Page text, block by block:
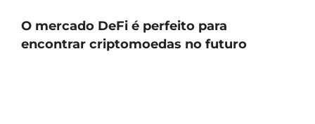
O mercado DeFi é perfeito para
encontrar criptomoedas no futuro